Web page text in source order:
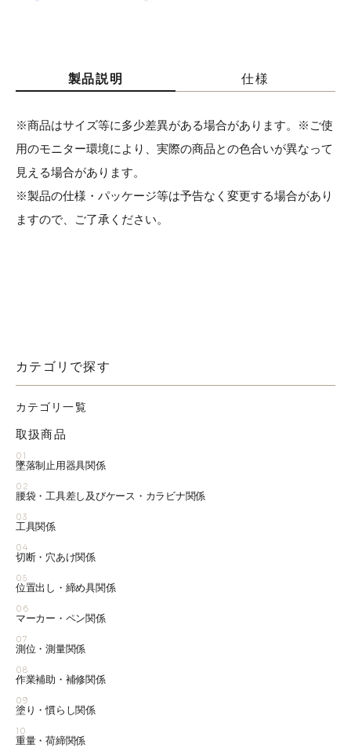
製品説明 仕様
※商品はサイズ等に多少差異がある場合があります。※ご使
用のモニター環境により、実際の商品との色合いが異なって
見える場合があります。
※製品の仕様・パッケージ等は予告なく変更する場合があり
ますので、ご了承ください。
カテゴリで探す
カテゴリ一覧
取扱商品
01
墜落制止用器具関係
02
腰袋・工具差し及びケース・カラビナ関係
03
工具関係
04
切断・穴あけ関係
05
位置出し・締め具関係
06
マーカー・ペン関係
07
測位・測量関係
08
作業補助・補修関係
09
塗り・慣らし関係
10
重量・荷締関係